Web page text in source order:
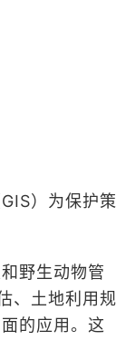
）为保护策
野生动物管
、土地利用规
的应用。这